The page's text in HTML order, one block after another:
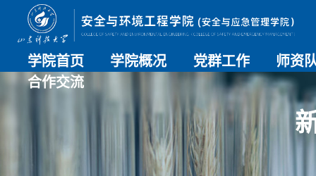
学院首页 学院概况 党群工作 师资
师资总
导师名
教师简
合作交流